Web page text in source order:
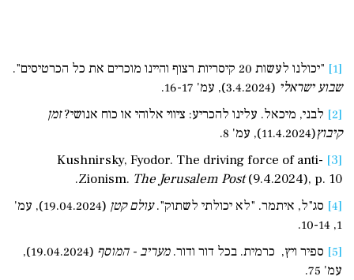
[1]
"יכולנו לעשות 20 קיסריות רצוף והיינו מוכרים את כל הכרטיסים".
שבוע ישראלי (3.4.2024), עמ' 16-17.
[2]
לבני, מיכאל. עלינו להכריע: ציווי אלוהי או כוח אנושי?זמן
קיבוץ(11.4.2024), עמ' 8.
[3]
Kushnirsky, Fyodor. The driving force of anti-
Zionism. The Jerusalem Post(9.4.2024), p. 10.
[4]
סג"ל, איתמר. "לא יכולתי לשתוק".עולם קטן
(19.04.2024), עמ'
1, 10-14.
[5]
ספיר ויץ, כרמית. בכל דור ודור.מעריב - המוסף
(19.04.2024),
עמ' 75.